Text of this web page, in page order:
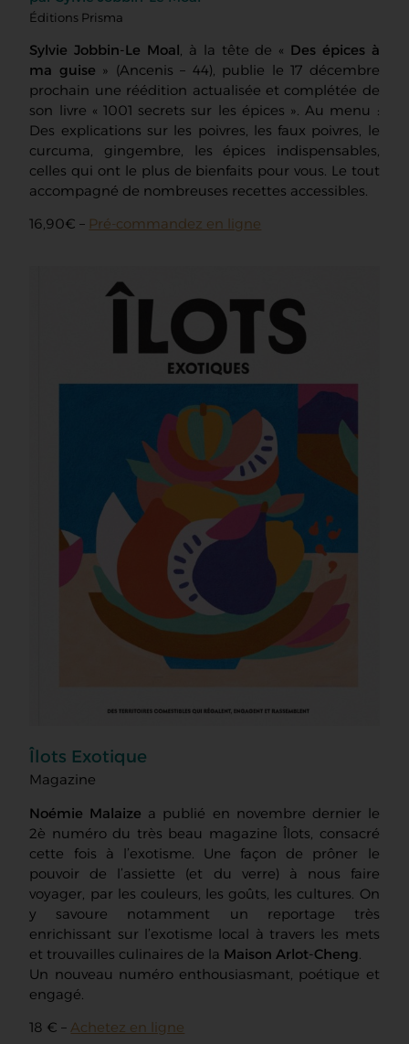
Éditions Prisma
Sylvie Jobbin-Le Moal, à la tête de « Des épices à
ma guise » (Ancenis – 44), publie le 17 décembre
prochain une réédition actualisée et complétée de
son livre « 1001 secrets sur les épices ». Au menu :
Des explications sur les poivres, les faux poivres, le
curcuma, gingembre, les épices indispensables,
celles qui ont le plus de bienfaits pour vous. Le tout
accompagné de nombreuses recettes accessibles.
16,90€ – Pré-commandez en ligne
Îlots Exotique
Magazine
Noémie Malaize a publié en novembre dernier le
2è numéro du très beau magazine Îlots, consacré
cette fois à l’exotisme. Une façon de prôner le
pouvoir de l’assiette (et du verre) à nous faire
voyager, par les couleurs, les goûts, les cultures. On
y savoure notamment un reportage très
enrichissant sur l’exotisme local à travers les mets
et trouvailles culinaires de la Maison Arlot-Cheng
Un nouveau numéro enthousiasmant, poétique et
engagé.
18 € –Achetez en ligne